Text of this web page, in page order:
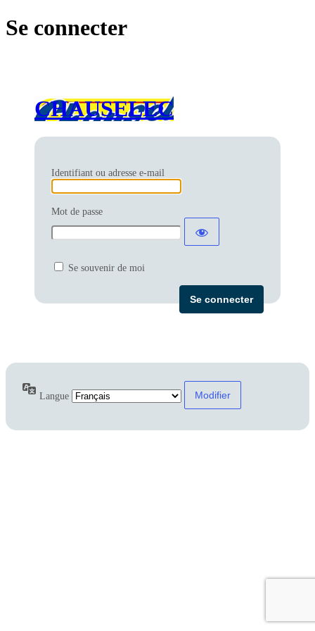
Se connecter
CHAUSELEC
Identifiant ou adresse e-mail
Mot de passe
Se souvenir de moi
Langue